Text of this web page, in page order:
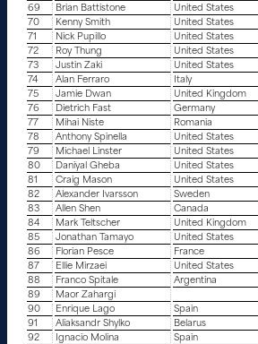
69
Brian Battistone United States
70
Kenny Smith United States
71
Nick Pupillo United States
72
Roy Thung United States
73
Justin Zaki United States
74
Alan Ferraro Italy
75
Jamie Dwan United Kingdom
76
Dietrich Fast Germany
77
Mihai Niste Romania
78
Anthony Spinella United States
79
Michael Linster United States
80
Daniyal Gheba United States
81
Craig Mason United States
82
Alexander Ivarsson Sweden
83
Allen Shen Canada
84
Mark Teltscher United Kingdom
85
Jonathan Tamayo United States
86
Florian Pesce France
87
Ellie Mirzaei United States
88
Franco Spitale Argentina
89
Maor Zahargi
90
Enrique Lago Spain
91
Aliaksandr Shylko Belarus
92
Ignacio Molina Spain